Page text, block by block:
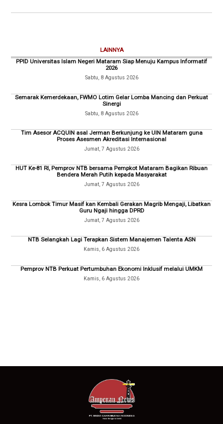
LAINNYA
PPID Universitas Islam Negeri Mataram Siap Menuju Kampus Informatif
2026
Sabtu, 8 Agustus 2026
Semarak Kemerdekaan, FWMO Lotim Gelar Lomba Mancing dan Perkuat
Sinergi
Sabtu, 8 Agustus 2026
Tim Asesor ACQUIN asal Jerman Berkunjung ke UIN Mataram guna
Proses Asesmen Akreditasi Internasional
Jumat, 7 Agustus 2026
HUT Ke-81 RI, Pemprov NTB bersama Pempkot Mataram Bagikan Ribuan
Bendera Merah Putih kepada Masyarakat
Jumat, 7 Agustus 2026
Kesra Lombok Timur Masif kan Kembali Gerakan Magrib Mengaji, Libatkan
Guru Ngaji hingga DPRD
Jumat, 7 Agustus 2026
NTB Selangkah Lagi Terapkan Sistem Manajemen Talenta ASN
Kamis, 6 Agustus 2026
Pemprov NTB Perkuat Pertumbuhan Ekonomi Inklusif melalui UMKM
Kamis, 6 Agustus 2026